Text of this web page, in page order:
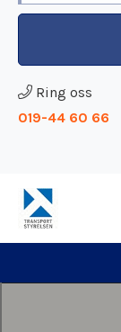
Ring oss
019-44 60 66